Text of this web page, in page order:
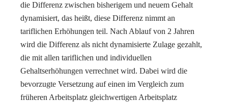
die Differenz zwischen bisherigem und neuem Gehalt
dynamisiert, das heißt, diese Differenz nimmt an
tariflichen Erhöhungen teil. Nach Ablauf von 2 Jahren
wird die Differenz als nicht dynamisierte Zulage gezahlt,
die mit allen tariflichen und individuellen
Gehaltserhöhungen verrechnet wird. Dabei wird die
bevorzugte Versetzung auf einen im Vergleich zum
früheren Arbeitsplatz gleichwertigen Arbeitsplatz